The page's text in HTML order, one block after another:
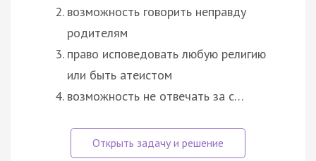
возможность говорить неправду
родителям
право исповедовать любую религию
или быть атеистом
возможность не отвечать за с…